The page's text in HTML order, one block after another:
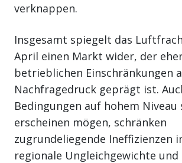
verknappen.
Insgesamt spiegelt das
April einen Markt wider, der
betrieblichen Einschränkungen
Nachfragedruck geprägt ist.
Bedingungen auf hohem Niveau
erscheinen mögen, schränken
zugrundeliegende Ineffizienzen
regionale Ungleichgewichte